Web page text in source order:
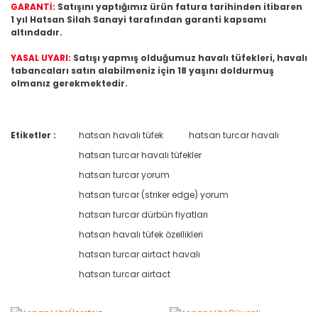
GARANTİ: Satışını yaptığımız ürün fatura tarihinden itibaren
1 yıl Hatsan Silah Sanayi tarafından garanti kapsamı
altındadır.
YASAL UYARI: Satışı yapmış olduğumuz havalı tüfekleri, havalı
tabancaları satın alabilmeniz için 18 yaşını doldurmuş
olmanız gerekmektedir.
Yorum Yaz
Etiketler : hatsan havalı tüfek
hatsan turcar havalı
hatsan turcar havalı tüfekler
hatsan turcar yorum
hatsan turcar (striker edge) yorum
hatsan turcar dürbün fiyatları
hatsan havalı tüfek özellikleri
hatsan turcar airtact havalı
hatsan turcar airtact